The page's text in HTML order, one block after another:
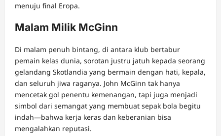
menuju final Eropa.
Malam Milik McGinn
Di malam penuh bintang, di antara klub bertabur
pemain kelas dunia, sorotan justru jatuh kepada seorang
gelandang Skotlandia yang bermain dengan hati, kepala,
dan seluruh jiwa raganya. John McGinn tak hanya
mencetak gol penentu kemenangan, tapi juga menjadi
simbol dari semangat yang membuat sepak bola begitu
indah—bahwa kerja keras dan keberanian bisa
mengalahkan reputasi.